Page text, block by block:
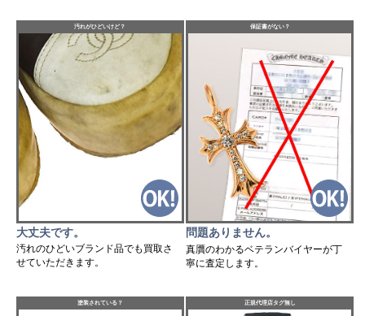
汚れがひどいけど？
大丈夫です。
汚れのひどいブランド品でも買取さ
せていただきます。
保証書がない？
問題ありません。
真贋のわかるベテランバイヤーが丁
寧に査定します。
塗装されている？ 正規代理店タグ無し